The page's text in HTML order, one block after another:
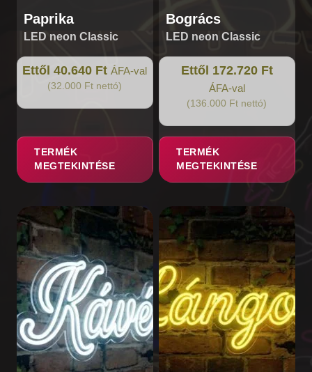
Paprika
LED neon Classic
Ettől 40.640 Ft ÁFA-val
(32.000 Ft nettó)
TERMÉK
MEGTEKINTÉSE
Bogrács
LED neon Classic
Ettől 172.720 Ft
ÁFA-val
(136.000 Ft nettó)
TERMÉK
MEGTEKINTÉSE
Ennek
a
terméknek
több
variációja
van.
A
változatok
a
termékoldalon
Ennek
terméknek
több
variációja
van.
A
változatok
a
termékoldalon